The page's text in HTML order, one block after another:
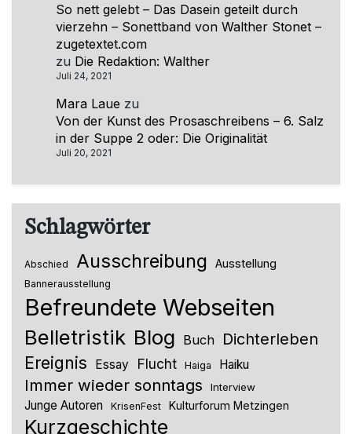
So nett gelebt – Das Dasein geteilt durch
vierzehn – Sonettband von Walther Stonet –
zugetextet.com
zu Die Redaktion: Walther
Juli 24, 2021
Mara Laue zu
Von der Kunst des Prosaschreibens – 6. Salz
in der Suppe 2 oder: Die Originalität
Juli 20, 2021
Schlagwörter
Abschied Ausschreibung Ausstellung
Bannerausstellung
Befreundete Webseiten
Belletristik Blog Buch Dichterleben
Ereignis Essay Flucht Haiga Haiku
Immer wieder sonntags Interview
Junge Autoren KrisenFest Kulturforum Metzingen
Kurzgeschichte